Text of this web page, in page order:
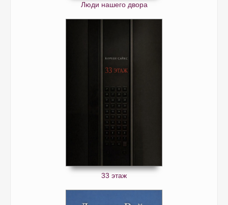
Люди нашего двора
33 этаж